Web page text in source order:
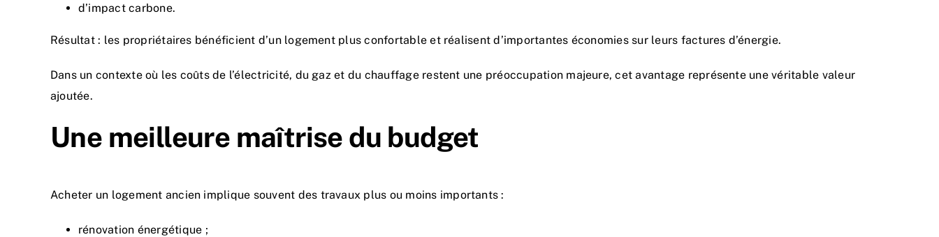
d’impact carbone.
Résultat : les propriétaires bénéficient d’un logement plus confortable et réalisent d’importantes économies sur leurs factures d’énergie.
Dans un contexte où les coûts de l’électricité, du gaz et du chauffage restent une préoccupation majeure, cet avantage représente une véritable valeur
ajoutée.
Une meilleure maîtrise du budget
Acheter un logement ancien implique souvent des travaux plus ou moins importants :
rénovation énergétique ;